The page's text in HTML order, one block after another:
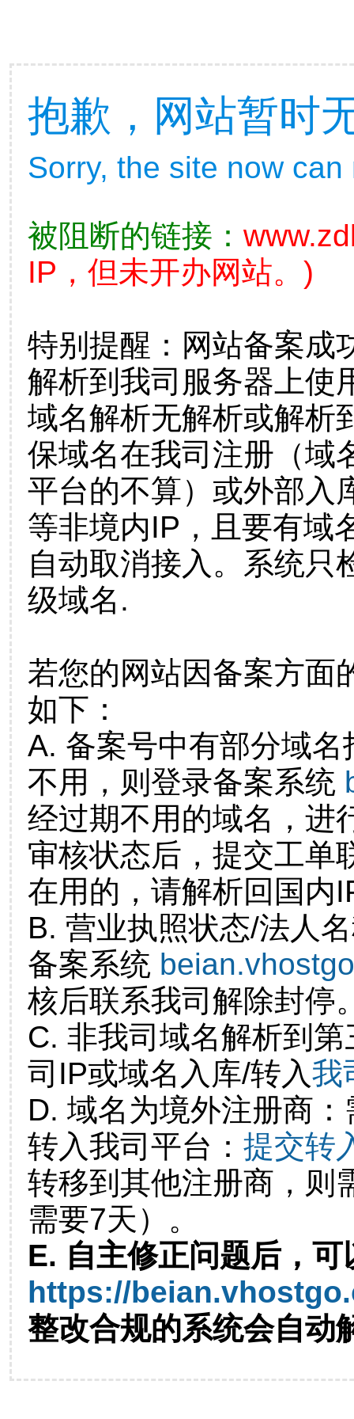
抱歉，网站暂时
Sorry, the site now
被阻断的链接：
IP，但未开办网站。)
特别提醒：网站备案成
解析到我司服务器上使
域名解析无解析或解析
保域名在我司注册（域
平台的不算）或外部入
等非境内IP，且要有域
自动取消接入。系统只
级域名.
若您的网站因备案方面
如下：
A. 备案号中有部分域
不用，则登录备案系统
经过期不用的域名，进
审核状态后，提交工单
在用的，请解析回国内
B. 营业执照状态/法人
备案系统
核后联系我司解除封停
C. 非我司域名解析到
司IP或域名入库/转入我
D. 域名为境外注册商
转入我司平台： 提交转
转移到其他注册商，则
需要7天）。
E. 自主修正问题后，可
https://
整改合规的系统会自动